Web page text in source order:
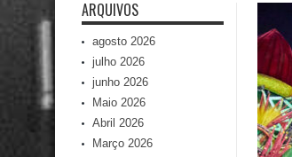
ARQUIVOS
agosto 2026
julho 2026
junho 2026
Maio 2026
Abril 2026
Março 2026